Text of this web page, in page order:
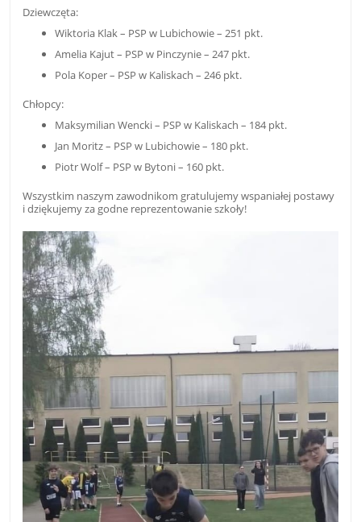
Dziewczęta:
Wiktoria Klak – PSP w Lubichowie – 251 pkt.
Amelia Kajut – PSP w Pinczynie – 247 pkt.
Pola Koper – PSP w Kaliskach – 246 pkt.
Chłopcy:
Maksymilian Wencki – PSP w Kaliskach – 184 pkt.
Jan Moritz – PSP w Lubichowie – 180 pkt.
Piotr Wolf – PSP w Bytoni – 160 pkt.
Wszystkim naszym zawodnikom gratulujemy wspaniałej postawy
i dziękujemy za godne reprezentowanie szkoły!